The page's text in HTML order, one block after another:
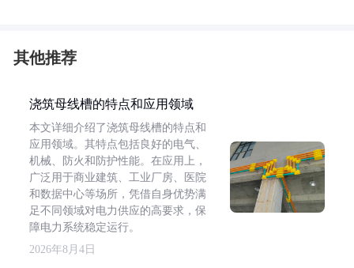
其他推荐
浇筑母线槽的特点和应用领域
本文详细介绍了浇筑母线槽的特点和
应用领域。其特点包括良好的电气、
机械、防火和防护性能。在应用上，
广泛用于商业建筑、工业厂房、医院
和数据中心等场所，凭借自身优势满
足不同领域对电力供应的高要求，保
障电力系统稳定运行。
2026年8月4日